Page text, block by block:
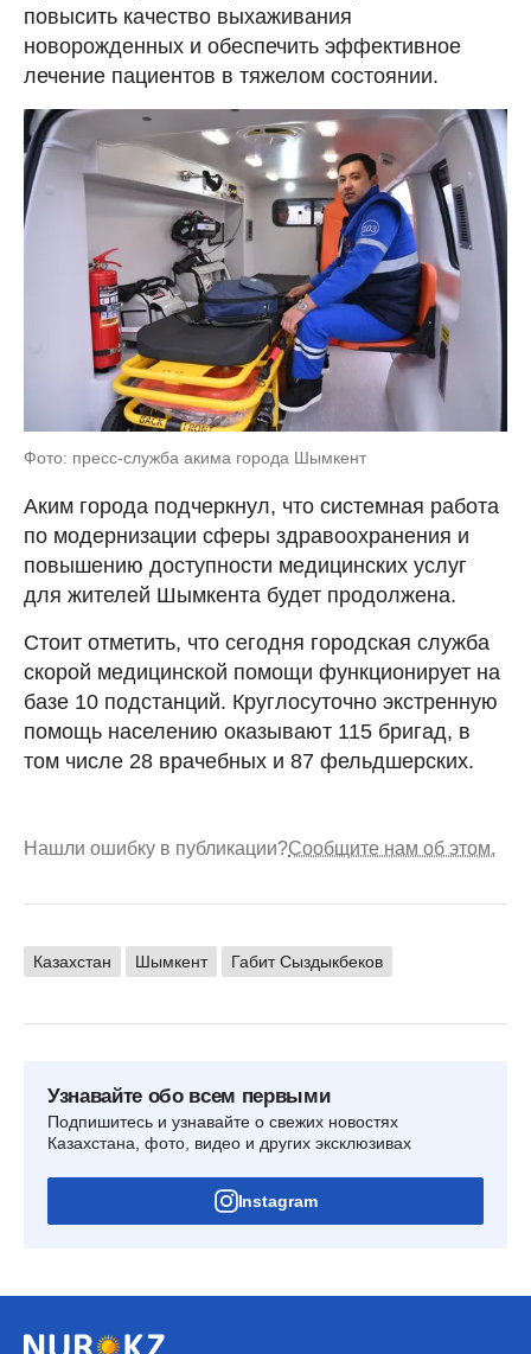
повысить качество выхаживания
новорожденных и обеспечить эффективное
лечение пациентов в тяжелом состоянии.
Фото: пресс-служба акима города Шымкент
Аким города подчеркнул, что системная работа
по модернизации сферы здравоохранения и
повышению доступности медицинских услуг
для жителей Шымкента будет продолжена.
Стоит отметить, что сегодня городская служба
скорой медицинской помощи функционирует на
базе 10 подстанций. Круглосуточно экстренную
помощь населению оказывают 115 бригад, в
том числе 28 врачебных и 87 фельдшерских.
Нашли ошибку в публикации?Сообщите нам об этом.
Казахстан Шымкент Габит Сыздыкбеков
Узнавайте обо всем первыми
Подпишитесь и узнавайте о свежих новостях
Казахстана, фото, видео и других эксклюзивах
Instagram